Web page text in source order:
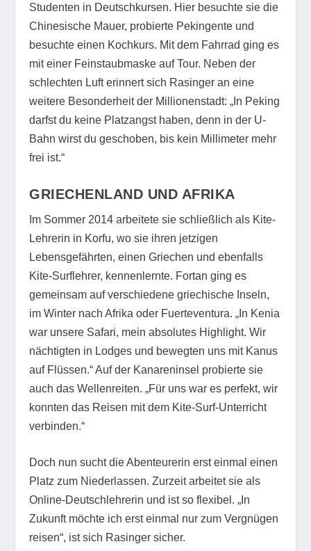
Studenten in Deutschkursen. Hier besuchte sie die
Chinesische Mauer, probierte Pekingente und
besuchte einen Kochkurs. Mit dem Fahrrad ging es
mit einer Feinstaubmaske auf Tour. Neben der
schlechten Luft erinnert sich Rasinger an eine
weitere Besonderheit der Millionenstadt: „In Peking
darfst du keine Platzangst haben, denn in der U-
Bahn wirst du geschoben, bis kein Millimeter mehr
frei ist.“
GRIECHENLAND UND AFRIKA
Im Sommer 2014 arbeitete sie schließlich als Kite-
Lehrerin in Korfu, wo sie ihren jetzigen
Lebensgefährten, einen Griechen und ebenfalls
Kite-Surflehrer, kennenlernte. Fortan ging es
gemeinsam auf verschiedene griechische Inseln,
im Winter nach Afrika oder Fuerteventura. „In Kenia
war unsere Safari, mein absolutes Highlight. Wir
nächtigten in Lodges und bewegten uns mit Kanus
auf Flüssen.“ Auf der Kanareninsel probierte sie
auch das Wellenreiten. „Für uns war es perfekt, wir
konnten das Reisen mit dem Kite-Surf-Unterricht
verbinden.“
Doch nun sucht die Abenteurerin erst einmal einen
Platz zum Niederlassen. Zurzeit arbeitet sie als
Online-Deutschlehrerin und ist so flexibel. „In
Zukunft möchte ich erst einmal nur zum Vergnügen
reisen“, ist sich Rasinger sicher.